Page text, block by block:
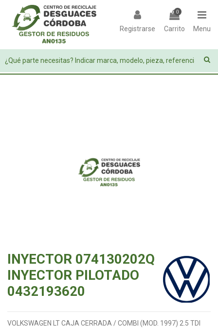
Registrarse
0
Carrito Menu
INYECTOR 074130202Q
INYECTOR PILOTADO
0432193620
VOLKSWAGEN LT CAJA CERRADA / COMBI (MOD. 1997) 2.5 TDI